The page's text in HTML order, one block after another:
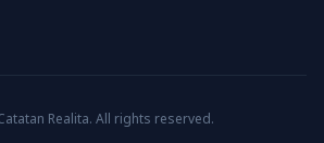
Realita. All rights reserved.